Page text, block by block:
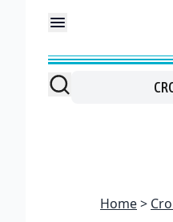
Home